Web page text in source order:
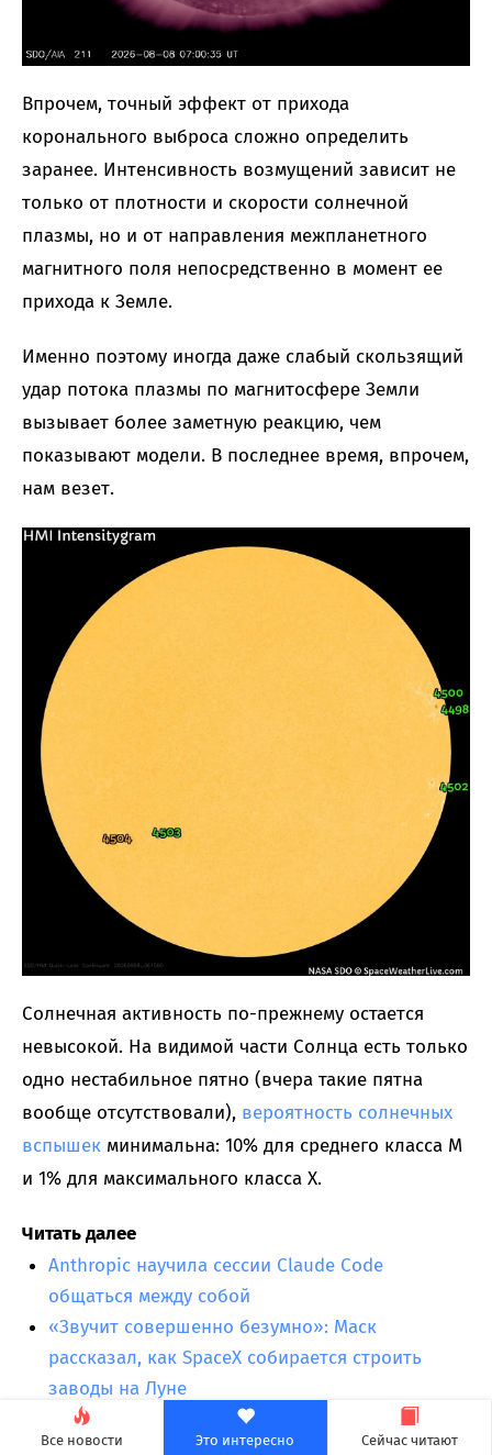
Все новости Это интересно Сейчас читают
Впрочем, точный эффект от прихода
коронального выброса сложно определить
заранее. Интенсивность возмущений зависит не
только от плотности и скорости солнечной
плазмы, но и от направления межпланетного
магнитного поля непосредственно в момент ее
прихода к Земле.
Именно поэтому иногда даже слабый скользящий
удар потока плазмы по магнитосфере Земли
вызывает более заметную реакцию, чем
показывают модели. В последнее время, впрочем,
нам везет.
Солнечная активность по-прежнему остается
невысокой. На видимой части Солнца есть только
одно нестабильное пятно (вчера такие пятна
вообще отсутствовали), вероятность солнечных
вспышек минимальна: 10% для среднего класса M
и 1% для максимального класса X.
Читать далее
Anthropic научила сессии Claude Code
общаться между собой
«Звучит совершенно безумно»: Маск
рассказал, как SpaceX собирается строить
заводы на Луне
Прогноз магнитных бурь на 8 августа: вечером
может поштормить